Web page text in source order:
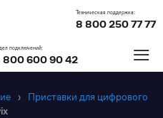
Техническая поддержка:
8 800 250 77 77
подключений:
800 600 90 42 ≡
›
Приставки для цифрового